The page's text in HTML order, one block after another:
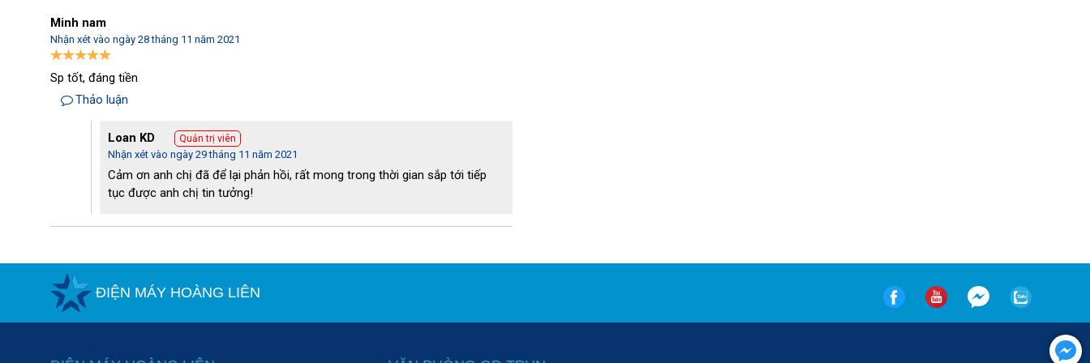
- Lượng nhiệt giảm từ 5- 12 độ giúp cho nguồn nước trở thành nguồn nước mát hỗ trợ
việc hạ nhiệt độ cho các thiết bị.
Minh nam
Nhận xét vào ngày 28 tháng 11 năm 2021
Sp tốt, đáng tiền
Thảo luận
Loan KD Quản trị viên
Nhận xét vào ngày 29 tháng 11 năm 2021
Cảm ơn anh chị đã để lại phản hồi, rất mong trong thời gian sắp tới tiếp
tục được anh chị tin tưởng!
ĐIỆN MÁY HOÀNG LIÊN